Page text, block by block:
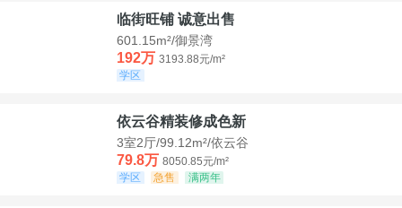
临街旺铺 诚意出售
601.15m²/御景湾
192万 3193.88元/m²
学区
依云谷精装修成色新
3室2厅/99.12m²/依云谷
79.8万 8050.85元/m²
学区
急售 满两年